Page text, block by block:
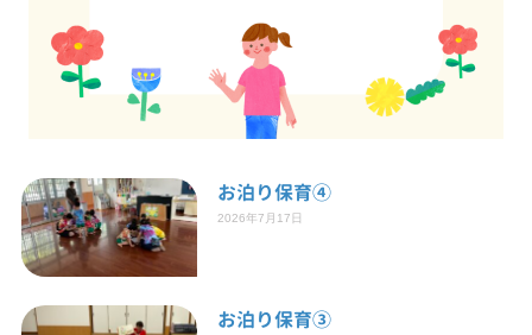
お泊り保育④
2026年7月17日
お泊り保育③